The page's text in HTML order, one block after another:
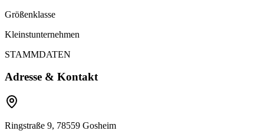
Größenklasse
Kleinstunternehmen
STAMMDATEN
Adresse & Kontakt
Ringstraße 9, 78559 Gosheim